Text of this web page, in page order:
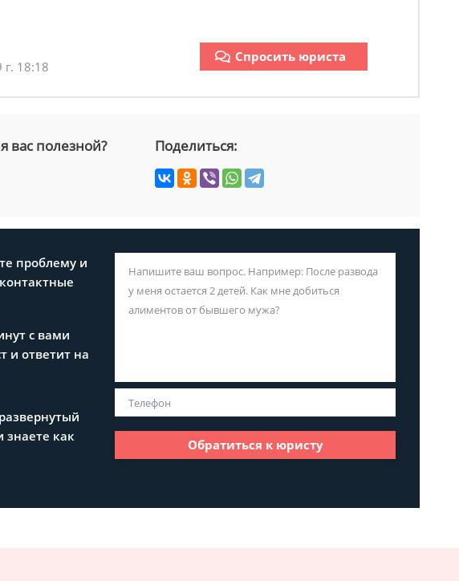
г. 18:18
Спросить юриста
вас полезной? Поделиться:
проблему и
с вами
и ответит на
знаете как
Обратиться к юристу